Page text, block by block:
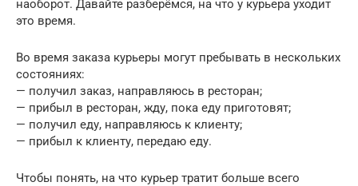
наоборот. Давайте разберёмся, на что у курьера уходит
это время.
Во время заказа курьеры могут пребывать в нескольких
состояниях:
— получил заказ, направляюсь в ресторан;
— прибыл в ресторан, жду, пока еду приготовят;
— получил еду, направляюсь к клиенту;
— прибыл к клиенту, передаю еду.
Чтобы понять, на что курьер тратит больше всего